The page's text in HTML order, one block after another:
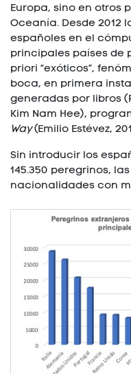
Europa, sino en otros
Oceanía. Desde 2012
españoles en el
principales países de
priori “exóticos”,
boca, en primera
generadas por libros
Kim Nam Hee),
Way(Emilio Estévez,
Sin introducir los
145.350 peregrinos,
nacionalidades con